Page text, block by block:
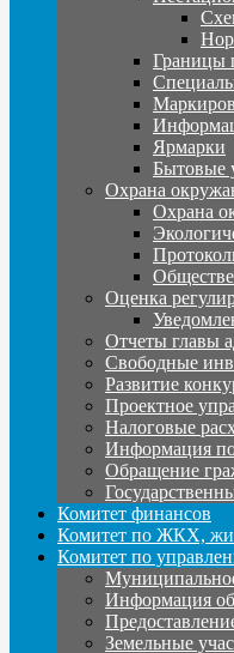
Границы
Ярмарки
Бытовые
Охрана
Охрана
Оценка
Отчеты главы
Свободные
Развитие
Проектное
Налоговые
Информация
Обращение
Комитет финансов
Комитет по ЖКХ,
Комитет по
Информация
Земельные